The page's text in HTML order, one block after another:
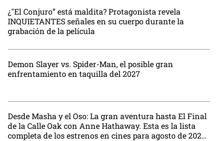
¿"El Conjuro” está maldita? Protagonista revela
INQUIETANTES señales en su cuerpo durante la
grabación de la película
Demon Slayer vs. Spider-Man, el posible gran
enfrentamiento en taquilla del 2027
Desde Masha y el Oso: La gran aventura hasta El Final
de la Calle Oak con Anne Hathaway. Esta es la lista
completa de los estrenos en cines para agosto de 2026